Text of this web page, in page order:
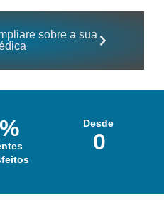
sobre a sua
% Desde
0